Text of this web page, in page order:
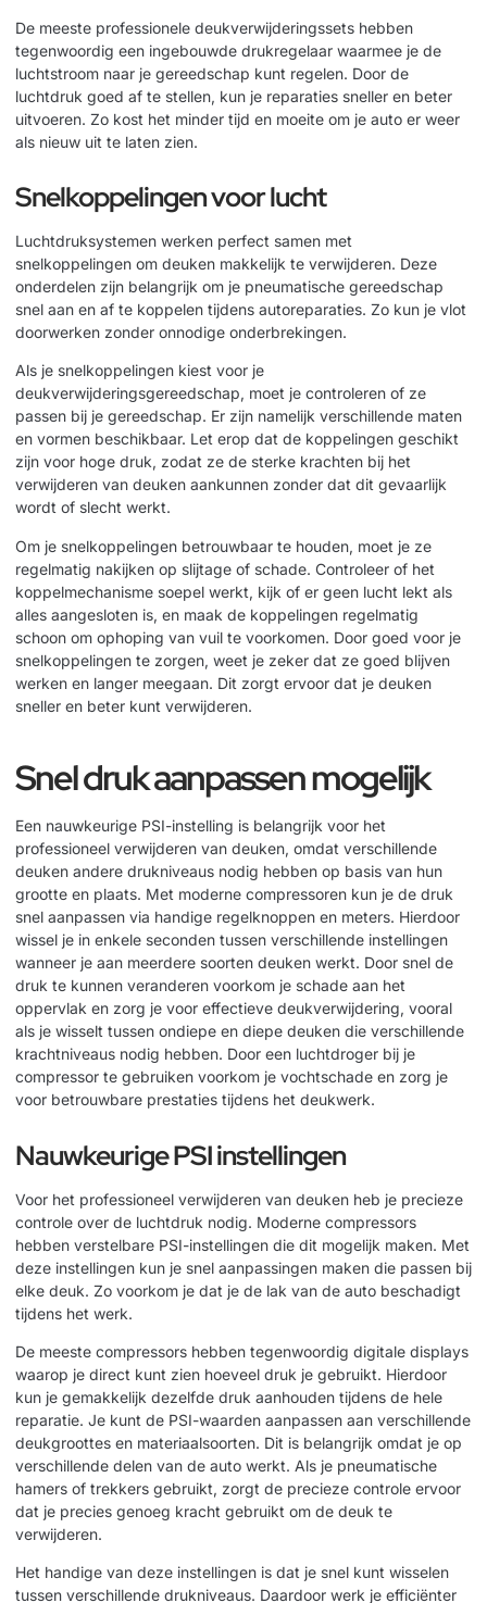
De meeste professionele deukverwijderingssets hebben
tegenwoordig een ingebouwde drukregelaar waarmee je de
luchtstroom naar je gereedschap kunt regelen. Door de
luchtdruk goed af te stellen, kun je reparaties sneller en beter
uitvoeren. Zo kost het minder tijd en moeite om je auto er weer
als nieuw uit te laten zien.
Snelkoppelingen voor lucht
Luchtdruksystemen werken perfect samen met
snelkoppelingen om deuken makkelijk te verwijderen. Deze
onderdelen zijn belangrijk om je pneumatische gereedschap
snel aan en af te koppelen tijdens autoreparaties. Zo kun je vlot
doorwerken zonder onnodige onderbrekingen.
Als je snelkoppelingen kiest voor je
deukverwijderingsgereedschap, moet je controleren of ze
passen bij je gereedschap. Er zijn namelijk verschillende maten
en vormen beschikbaar. Let erop dat de koppelingen geschikt
zijn voor hoge druk, zodat ze de sterke krachten bij het
verwijderen van deuken aankunnen zonder dat dit gevaarlijk
wordt of slecht werkt.
Om je snelkoppelingen betrouwbaar te houden, moet je ze
regelmatig nakijken op slijtage of schade. Controleer of het
koppelmechanisme soepel werkt, kijk of er geen lucht lekt als
alles aangesloten is, en maak de koppelingen regelmatig
schoon om ophoping van vuil te voorkomen. Door goed voor je
snelkoppelingen te zorgen, weet je zeker dat ze goed blijven
werken en langer meegaan. Dit zorgt ervoor dat je deuken
sneller en beter kunt verwijderen.
Snel druk aanpassen mogelijk
Een nauwkeurige PSI-instelling is belangrijk voor het
professioneel verwijderen van deuken, omdat verschillende
deuken andere drukniveaus nodig hebben op basis van hun
grootte en plaats. Met moderne compressoren kun je de druk
snel aanpassen via handige regelknoppen en meters. Hierdoor
wissel je in enkele seconden tussen verschillende instellingen
wanneer je aan meerdere soorten deuken werkt. Door snel de
druk te kunnen veranderen voorkom je schade aan het
oppervlak en zorg je voor effectieve deukverwijdering, vooral
als je wisselt tussen ondiepe en diepe deuken die verschillende
krachtniveaus nodig hebben. Door een luchtdroger bij je
compressor te gebruiken voorkom je vochtschade en zorg je
voor betrouwbare prestaties tijdens het deukwerk.
Nauwkeurige PSI instellingen
Voor het professioneel verwijderen van deuken heb je precieze
controle over de luchtdruk nodig. Moderne compressors
hebben verstelbare PSI-instellingen die dit mogelijk maken. Met
deze instellingen kun je snel aanpassingen maken die passen bij
elke deuk. Zo voorkom je dat je de lak van de auto beschadigt
tijdens het werk.
De meeste compressors hebben tegenwoordig digitale displays
waarop je direct kunt zien hoeveel druk je gebruikt. Hierdoor
kun je gemakkelijk dezelfde druk aanhouden tijdens de hele
reparatie. Je kunt de PSI-waarden aanpassen aan verschillende
deukgroottes en materiaalsoorten. Dit is belangrijk omdat je op
verschillende delen van de auto werkt. Als je pneumatische
hamers of trekkers gebruikt, zorgt de precieze controle ervoor
dat je precies genoeg kracht gebruikt om de deuk te
verwijderen.
Het handige van deze instellingen is dat je snel kunt wisselen
tussen verschillende drukniveaus. Daardoor werk je efficiënter